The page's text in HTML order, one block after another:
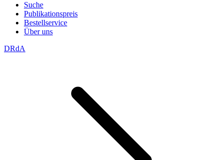
Suche
Publikationspreis
Bestellservice
Über uns
DRdA